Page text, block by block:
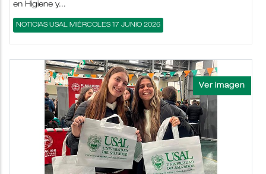
en Higiene y...
NOTICIAS USAL MIÉRCOLES 17 JUNIO 2026